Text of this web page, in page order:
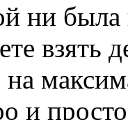
ни была
взять
на
и